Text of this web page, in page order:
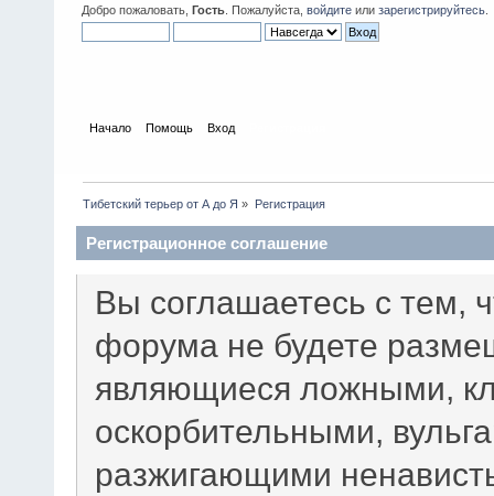
Добро пожаловать, Гость . Пожалуйста, войдите или зарегистрируйтесь
Начало Помощь Вход
Тибетский терьер от А до Я » Регистрация
Регистрационное соглашение
Вы соглашаетесь с тем,
форума не будете
являющиеся ложными,
оскорбительными,
разжигающими